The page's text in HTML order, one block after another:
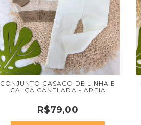
CONJUNTO CASACO DE LINHA E
CALÇA CANELADA - AREIA
R$79,00